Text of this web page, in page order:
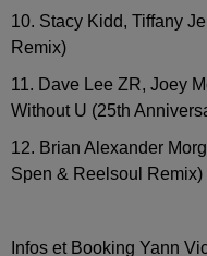
10. Stacy Kidd, Tiffany
Remix)
11. Dave Lee ZR, Joey
Without U (25th
12. Brian Alexander
Spen & Reelsoul Remix)
Infos et Booking Yann